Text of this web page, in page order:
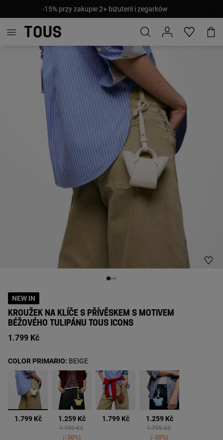
-15% przy zakupie 2+ biżuterii i zegarków
NEW IN
KROUŽEK NA KLÍČE S PŘÍVĚSKEM S MOTIVEM
BÉŽOVÉHO TULIPÁNU TOUS ICONS
1.799 Kč
vybrané
1.799 Kč 1.259 Kč
Price reduced from
1.799 Kčto
-30%
1.799 Kč 1.259 Kč
Price reduced from
1.799 Kčto
-30%
COLOR PRIMARIO: BEIGE